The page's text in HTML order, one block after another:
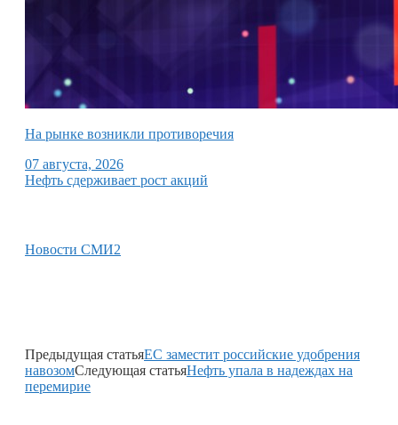
На рынке возникли противоречия
07 августа, 2026
Нефть сдерживает рост акций
Новости СМИ2
Предыдущая статьяЕС заместит российские удобрения
навозомСледующая статьяНефть упала в надеждах на
перемирие